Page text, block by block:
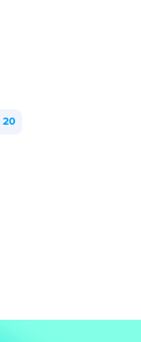
20